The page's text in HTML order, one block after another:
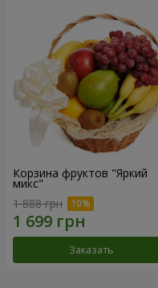
Корзина фруктов "Яркий
микс"
1 888 грн
Заказать